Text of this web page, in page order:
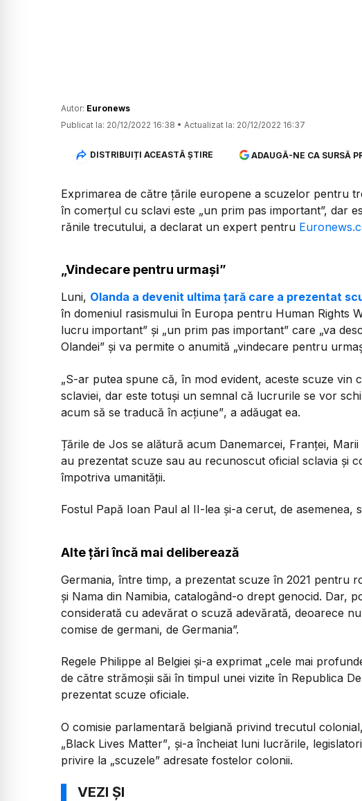
Autor: Euronews
Publicat la: 20/12/2022 16:38 • Actualizat la: 20/12/2022 16:37
DISTRIBUIȚI ACEASTĂ ȘTIRE ADAUGĂ-NE CA SURSĂ
Exprimarea de către țările europene a scuzelor pentru
în comerțul cu sclavi este „un prim pas important”, dar
rănile trecutului, a declarat un expert pentru
„Vindecare pentru urmași”
Luni, Olanda a devenit ultima țară care a prezentat
în domeniul rasismului în Europa pentru Human Rights
lucru important” și „un prim pas important” care „va
Olandei” și va permite o anumită „vindecare pentru
„S-ar putea spune că, în mod evident, aceste scuze vin
sclaviei, dar este totuși un semnal că lucrurile se vor
acum să se traducă în acțiune”, a adăugat ea.
Țările de Jos se alătură acum Danemarcei, Franței,
au prezentat scuze sau au recunoscut oficial sclavia și
împotriva umanității.
Fostul Papă Ioan Paul al II-lea și-a cerut, de asemenea,
Alte țări încă mai deliberează
Germania, între timp, a prezentat scuze în 2021 pentru
și Nama din Namibia, catalogând-o drept genocid. Dar,
considerată cu adevărat o scuză adevărată, deoarece
comise de germani, de Germania”.
Regele Philippe al Belgiei și-a exprimat „cele mai
de către strămoșii săi în timpul unei vizite în Republica
prezentat scuze oficiale.
O comisie parlamentară belgiană privind trecutul
„Black Lives Matter”, și-a încheiat luni lucrările,
privire la „scuzele” adresate fostelor colonii.